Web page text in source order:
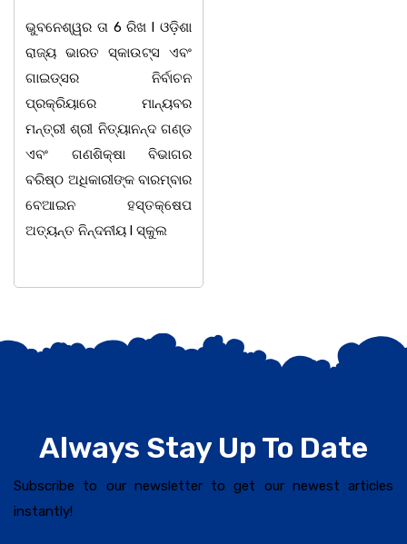
ଭୁବନେଶ୍ୱର ତା 6 ରିଖ l ଓଡ଼ିଶା
ରାଜ୍ୟ ଭାରତ ସ୍କାଉଟ୍ସ ଏବଂ
ଗାଇଡ୍ସର ନିର୍ବାଚନ
ପ୍ରକ୍ରିୟାରେ ମାନ୍ୟବର
ମନ୍ତ୍ରୀ ଶ୍ରୀ ନିତ୍ୟାନନ୍ଦ ଗଣ୍ଡ
ଏବଂ ଗଣଶିକ୍ଷା ବିଭାଗର
ବରିଷ୍ଠ ଅଧିକାରୀଙ୍କ ବାରମ୍ବାର
ବେଆଇନ ହସ୍ତକ୍ଷେପ
ଅତ୍ୟନ୍ତ ନିନ୍ଦନୀୟ l ସ୍କୁଲ
Always Stay Up To Date
Subscribe to our newsletter to get our newest articles
instantly!